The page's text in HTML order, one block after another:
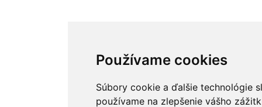
Používame cookies
Súbory cookie a ďalšie technológie
používame na zlepšenie vášho